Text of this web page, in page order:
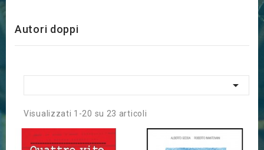
Autori doppi

Visualizzati 1-20 su 23 articoli